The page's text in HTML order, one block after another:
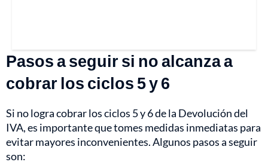
Pasos a seguir si no alcanza a
cobrar los ciclos 5 y 6
Si no logra cobrar los ciclos 5 y 6 de la Devolución del
IVA, es importante que tomes medidas inmediatas para
evitar mayores inconvenientes. Algunos pasos a seguir
son: